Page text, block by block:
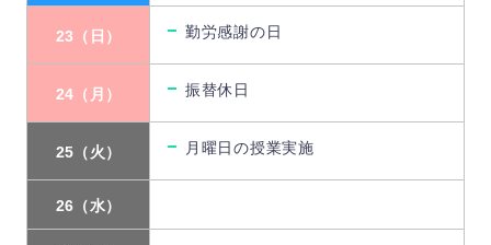
23（日） 勤労感謝の日
24（月） 振替休日
25（火） 月曜日の授業実施
26（水）